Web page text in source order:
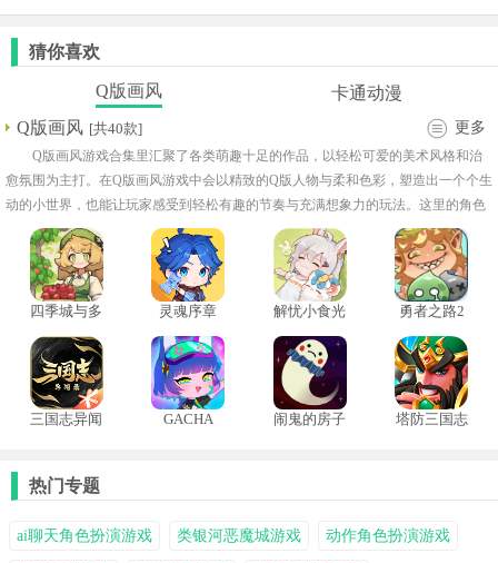
猜你喜欢
Q版画风
卡通动漫
Q版画风 [共40款] 更多
Q版画风游戏合集里汇聚了各类萌趣十足的作品，以轻松可爱的美术风格和治
愈氛围为主打。在Q版画风游戏中会以精致的Q版人物与柔和色彩，塑造出一个个生
动的小世界，也能让玩家感受到轻松有趣的节奏与充满想象力的玩法。这里的角色
形象不再局限于现实比例，而是以圆润、俏皮的造型拉近与玩家的距离。内容也会
让紧张的战斗变得可爱，让冒险的过程更具童趣，让简单的操作充满愉悦感。
四季城与多
灵魂序章 解忧小食光
勇者之路2
三国志异闻
GACHA
闹鬼的房子
塔防三国志
热门专题
ai聊天角色扮演游戏 类银河恶魔城游戏 动作角色扮演游戏